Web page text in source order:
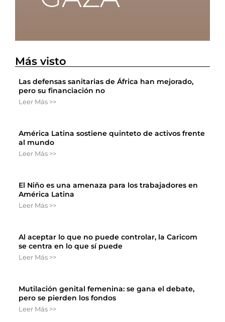
Más visto
Las defensas sanitarias de África han mejorado,
pero su financiación no
Leer Más >>
América Latina sostiene quinteto de activos frente
al mundo
Leer Más >>
El Niño es una amenaza para los trabajadores en
América Latina
Leer Más >>
Al aceptar lo que no puede controlar, la Caricom
se centra en lo que sí puede
Leer Más >>
Mutilación genital femenina: se gana el debate,
pero se pierden los fondos
Leer Más >>